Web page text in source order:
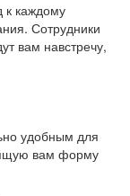
к каждому
Сотрудники
вам навстречу,
удобным для
вам форму